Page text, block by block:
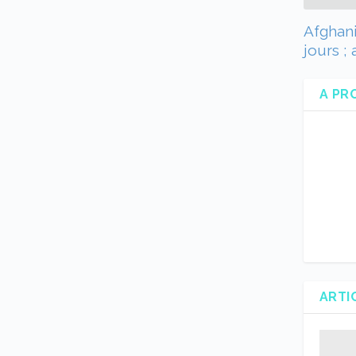
jours ;
A